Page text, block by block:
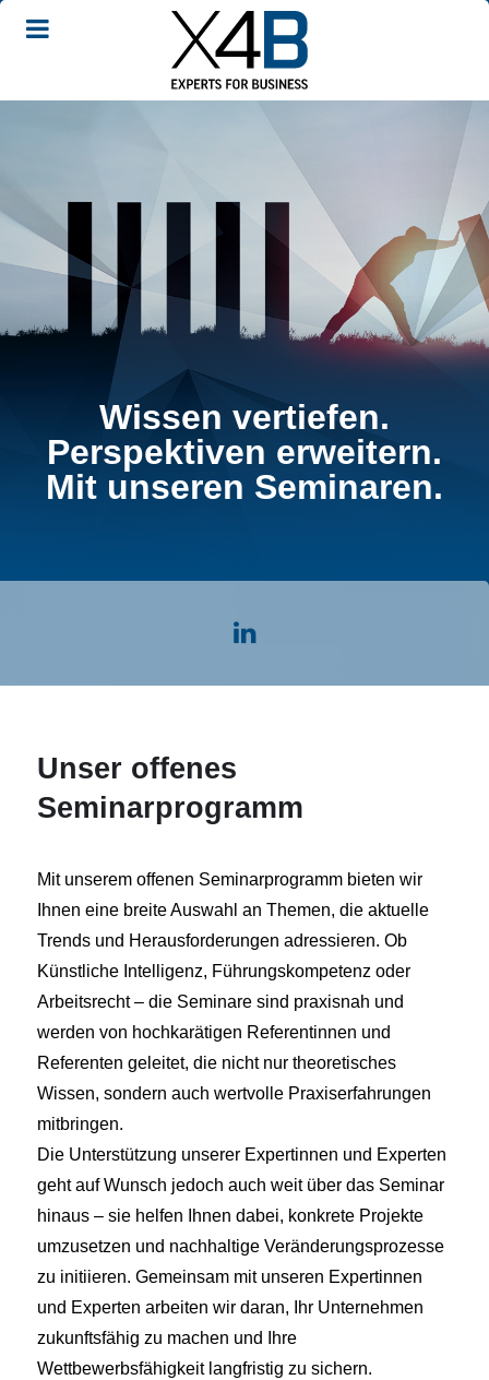
Wissen vertiefen.
Perspektiven erweitern.
Mit unseren Seminaren.
Unser offenes
Seminarprogramm
Mit unserem offenen Seminarprogramm bieten wir
Ihnen eine breite Auswahl an Themen, die aktuelle
Trends und Herausforderungen adressieren. Ob
Künstliche Intelligenz, Führungskompetenz oder
Arbeitsrecht – die Seminare sind praxisnah und
werden von hochkarätigen Referentinnen und
Referenten geleitet, die nicht nur theoretisches
Wissen, sondern auch wertvolle Praxiserfahrungen
mitbringen.
Die Unterstützung unserer Expertinnen und Experten
geht auf Wunsch jedoch auch weit über das Seminar
hinaus – sie helfen Ihnen dabei, konkrete Projekte
umzusetzen und nachhaltige Veränderungsprozesse
zu initiieren. Gemeinsam mit unseren Expertinnen
und Experten arbeiten wir daran, Ihr Unternehmen
zukunftsfähig zu machen und Ihre
Wettbewerbsfähigkeit langfristig zu sichern.